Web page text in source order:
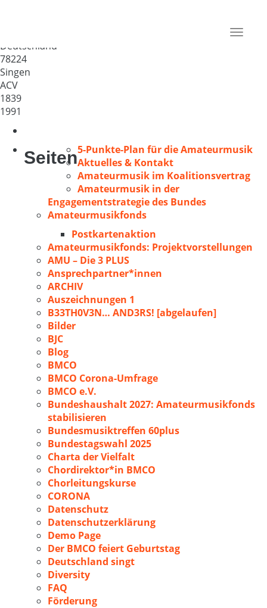
Toggle
Deutschland
78224
Singen
ACV
1839
1991
Seiten5-Punkte-Plan für die Amateurmusik
Aktuelles & Kontakt
Amateurmusik im Koalitionsvertrag
Amateurmusik in der
Engagementstrategie des Bundes
Amateurmusikfonds
Postkartenaktion
Amateurmusikfonds: Projektvorstellungen
AMU – Die 3 PLUS
Ansprechpartner*innen
ARCHIV
Auszeichnungen 1
B33TH0V3N… AND3RS! [abgelaufen]
Bilder
BJC
Blog
BMCO
BMCO Corona-Umfrage
BMCO e.V.
Bundeshaushalt 2027: Amateurmusikfonds
stabilisieren
Bundesmusiktreffen 60plus
Bundestagswahl 2025
Charta der Vielfalt
Chordirektor*in BMCO
Chorleitungskurse
CORONA
Datenschutz
Datenschutzerklärung
Demo Page
Der BMCO feiert Geburtstag
Deutschland singt
Diversity
FAQ
Förderung